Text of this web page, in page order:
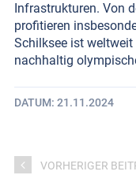
Infrastrukturen. Von
profitieren
Schilksee ist weltweit
nachhaltig
DATUM 21.11.2024
VORHERIGER